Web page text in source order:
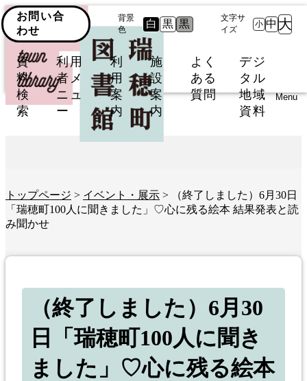
お問い合
わせ
背景
色
白 黒 黒
文字サ
イズ
小 中 大
資
料
検
索
利用
者メ
ニュ
ー
利
用
案
内
施
設
案
内
よく
ある
質問
デジ
タル
地域
資料
Menu
トップページ > イベント・展示 > （終了しました）6月30日
「瑞穂町100人に聞きました」♡心に残る絵本 結果発表と読
み聞かせ
（終了しました）6月30
日「瑞穂町100人に聞き
ました」♡心に残る絵本